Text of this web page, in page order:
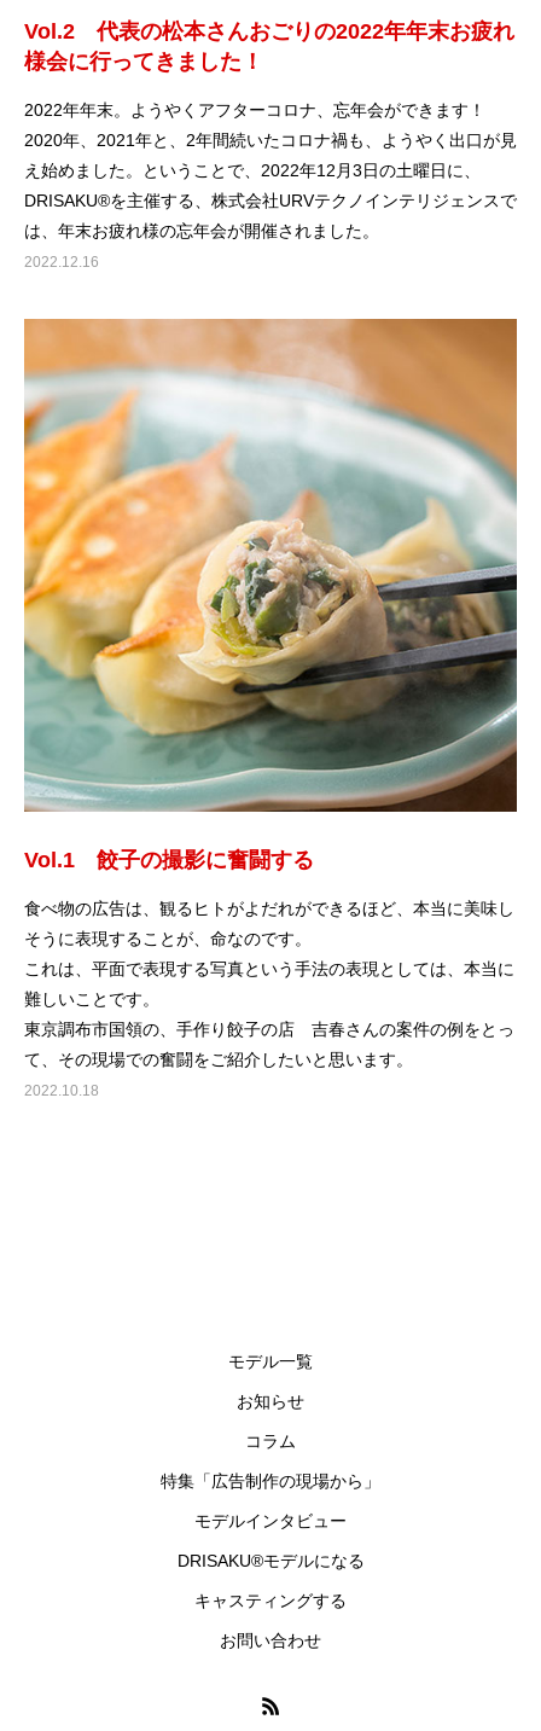
Vol.2 代表の松本さんおごりの2022年年末お疲れ
様会に行ってきました！
2022年年末。ようやくアフターコロナ、忘年会ができます！
2020年、2021年と、2年間続いたコロナ禍も、ようやく出口が見
え始めました。ということで、2022年12月3日の土曜日に、
DRISAKU®︎を主催する、株式会社URVテクノインテリジェンスで
は、年末お疲れ様の忘年会が開催されました。
2022.12.16
Vol.1 餃子の撮影に奮闘する
食べ物の広告は、観るヒトがよだれができるほど、本当に美味し
そうに表現することが、命なのです。
これは、平面で表現する写真という手法の表現としては、本当に
難しいことです。
東京調布市国領の、手作り餃子の店 吉春さんの案件の例をとっ
て、その現場での奮闘をご紹介したいと思います。
2022.10.18
モデル一覧
お知らせ
コラム
特集「広告制作の現場から」
モデルインタビュー
DRISAKU®モデルになる
キャスティングする
お問い合わせ